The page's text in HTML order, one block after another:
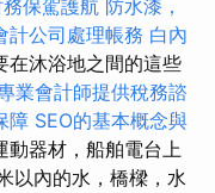
保駕護航 防水漆，
計公司處理帳務 白內
在沐浴地之間的這些
業會計師提供稅務諮
障 SEO的基本概念與
動器材，船舶電台上
以內的水，橋樑，水